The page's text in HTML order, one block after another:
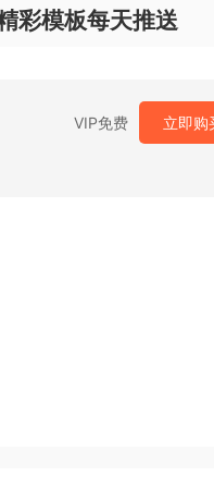
彩模板每天推送
VIP免费 立即购